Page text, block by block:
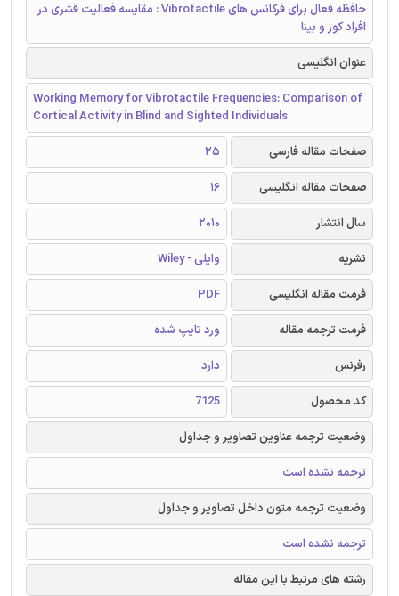
حافظه فعال برای فرکانس های Vibrotactile : مقایسه فعالیت قشری در
افراد کور و بینا
عنوان انگلیسی
Working Memory for Vibrotactile Frequencies: Comparison of
Cortical Activity in Blind and Sighted Individuals
صفحات مقاله فارسی
25
صفحات مقاله انگلیسی
16
سال انتشار
2010
نشریه
وایلی - Wiley
فرمت مقاله انگلیسی
PDF
فرمت ترجمه مقاله
ورد تایپ شده
رفرنس
دارد
کد محصول
7125
وضعیت ترجمه عناوین تصاویر و جداول
ترجمه نشده است
وضعیت ترجمه متون داخل تصاویر و جداول
ترجمه نشده است
رشته های مرتبط با این مقاله